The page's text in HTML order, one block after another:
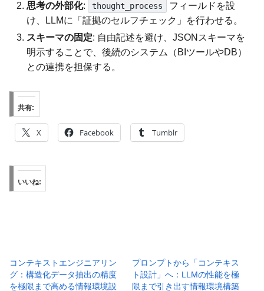
思考の外部化: thought_process
フィールドを設
け、LLMに「証拠のセルフチェック」を行わせる。
スキーマの固定: 自由記述を避け、JSONスキーマを
明示することで、後続のシステム（BIツールやDB）
との連携を担保する。
共有:
X Facebook Tumblr
いいね:
コンテキストエンジニアリン
グ：構造化データ抽出の精度
を極限まで高める情報環境設
プロンプトから「コンテキス
ト設計」へ：LLMの性能を極
限まで引き出す情報環境構築